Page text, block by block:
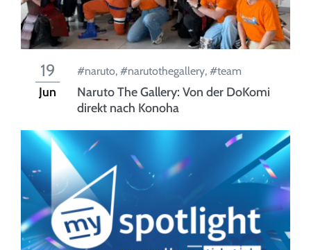
19
Jun
#naruto, #narutothegallery, #team
Naruto The Gallery: Von der DoKomi
direkt nach Konoha